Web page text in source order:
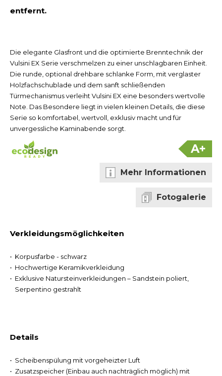
entfernt.
Die elegante Glasfront und die optimierte Brenntechnik der
Vulsini EX Serie verschmelzen zu einer unschlagbaren Einheit.
Die runde, optional drehbare schlanke Form, mit verglaster
Holzfachschublade und dem sanft schließenden
Türmechanismus verleiht Vulsini EX eine besonders wertvolle
Note. Das Besondere liegt in vielen kleinen Details, die diese
Serie so komfortabel, wertvoll, exklusiv macht und für
unvergessliche Kaminabende sorgt.
A+
Mehr Informationen
Fotogalerie
Verkleidungsmöglichkeiten
Korpusfarbe - schwarz
Hochwertige Keramikverkleidung
Exklusive Natursteinverkleidungen – Sandstein poliert,
Serpentino gestrahlt
Details
Scheibenspülung mit vorgeheizter Luft
Zusatzspeicher (Einbau auch nachträglich möglich) mit